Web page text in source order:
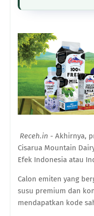
Receh.in - Akhirnya,
Cisarua Mountain
Efek Indonesia atau
Calon emiten yang
susu premium dan
mendapatkan kode